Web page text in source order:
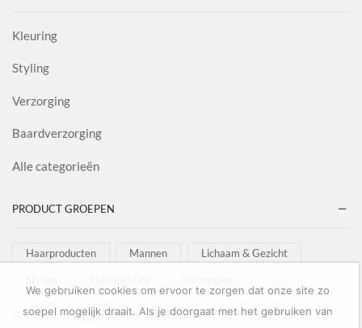
Kleuring
Styling
Verzorging
Baardverzorging
Alle categorieën
PRODUCT GROEPEN
Haarproducten Mannen Lichaam & Gezicht
Al onze goederen zijn inclusief
We gebruiken cookies om ervoor te zorgen dat onze site zo
soepel mogelijk draait. Als je doorgaat met het gebruiken van